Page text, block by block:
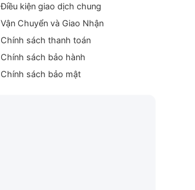
Điều kiện giao dịch chung
Vận Chuyển và Giao Nhận
Chính sách thanh toán
Chính sách bảo hành
Chính sách bảo mật